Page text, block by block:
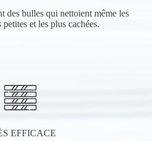
des bulles qui nettoient même les
et les plus cachées.
EFFICACE